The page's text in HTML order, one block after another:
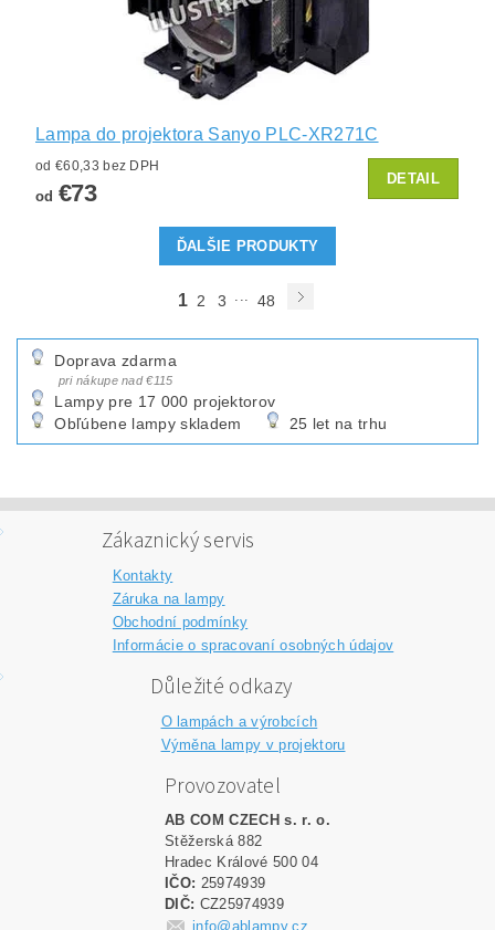
Lampa do projektora Sanyo PLC-XR271C
od €60,33 bez DPH
od €73
DETAIL
ĎALŠIE PRODUKTY
1 2 3 48
Doprava zdarma
pri nákupe nad €115
Lampy pre 17 000 projektorov
Obľúbene lampy skladem
25 let na trhu
Zákaznický servis
Kontakty
Záruka na lampy
Obchodní podmínky
Informácie o spracovaní osobných údajov
Důležité odkazy
O lampách a výrobcích
Výměna lampy v projektoru
Provozovatel
AB COM CZECH s. r. o.
Stěžerská 882
Hradec Králové 500 04
IČO: 25974939
DIČ: CZ25974939
info@ablampy.cz